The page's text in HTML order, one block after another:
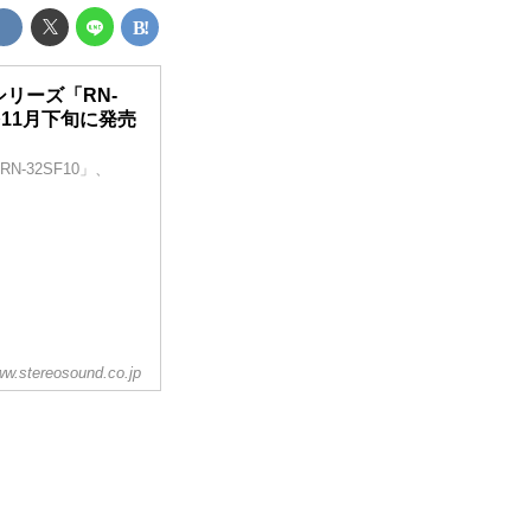
リーズ「RN-
月下旬に発売
32SF10」、